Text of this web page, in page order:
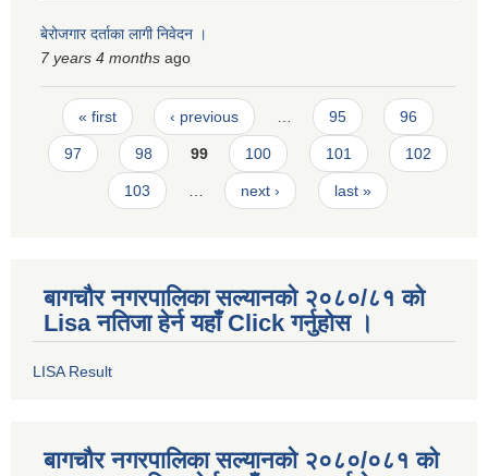
बेरोजगार दर्ताका लागी निवेदन ।
7 years 4 months ago
Pages
« first ‹ previous … 95 96
97 98 99 100 101 102
103 … next › last »
बागचौर नगरपालिका सल्यानको २०८०/८१ को
Lisa नतिजा हेर्न यहाँ Click गर्नुहोस ।
LISA Result
बागचौर नगरपालिका सल्यानको २०८०/०८१ को